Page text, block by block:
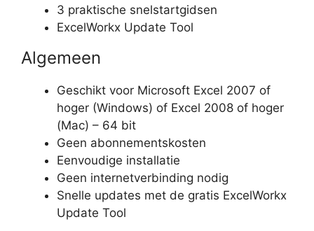
3 praktische snelstartgidsen
ExcelWorkx Update Tool
Algemeen
Geschikt voor Microsoft Excel 2007 of
hoger (Windows) of Excel 2008 of hoger
(Mac) – 64 bit
Geen abonnementskosten
Eenvoudige installatie
Geen internetverbinding nodig
Snelle updates met de gratis ExcelWorkx
Update Tool